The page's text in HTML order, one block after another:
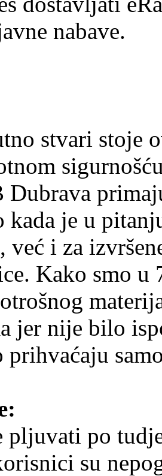
nabave.
stvari stoje
Dubrava
kada je u
već i za
Kako smo
jer nije bilo
pljuvati po
su